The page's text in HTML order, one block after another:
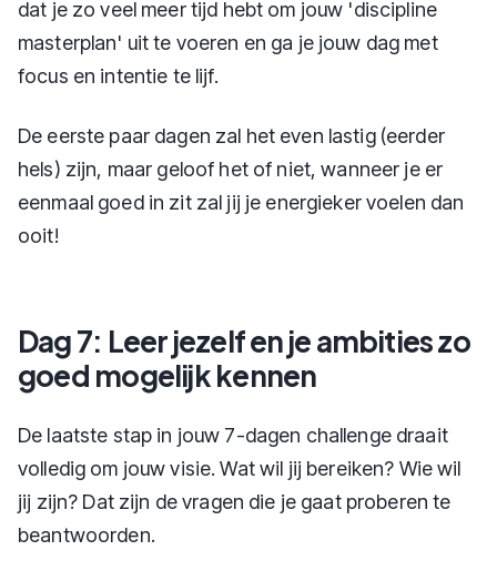
dat je zo veel meer tijd hebt om jouw 'discipline
masterplan' uit te voeren en ga je jouw dag met
focus en intentie te lijf.
De eerste paar dagen zal het even lastig (eerder
hels) zijn, maar geloof het of niet, wanneer je er
eenmaal goed in zit zal jij je energieker voelen dan
ooit!
Dag 7: Leer jezelf en je ambities zo
goed mogelijk kennen
De laatste stap in jouw 7-dagen challenge draait
volledig om jouw visie. Wat wil jij bereiken? Wie wil
jij zijn? Dat zijn de vragen die je gaat proberen te
beantwoorden.